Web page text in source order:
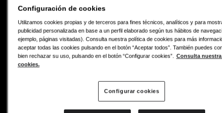
Configuración de cookies
Utilizamos cookies propias y de terceros para fines técnicos, analíticos y para
publicidad personalizada en base a un perfil elaborado según tus hábitos de
ejemplo, páginas visitadas). Consulta nuestra política de cookies para más
aceptar todas las cookies pulsando en el botón “Aceptar todos”. También puedes
bien rechazar su uso, pulsando en el botón “Configurar cookies”. Consulta
cookies.
Configurar cookies